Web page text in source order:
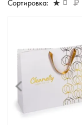
Сортировка: